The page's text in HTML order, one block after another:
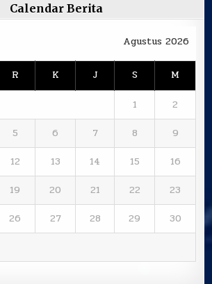
Calendar Berita
Agustus 2026
R K J S M
1
2
5 6 7 8
9
12 13 14 15
16
19 20 21 22
23
26 27 28 29
30